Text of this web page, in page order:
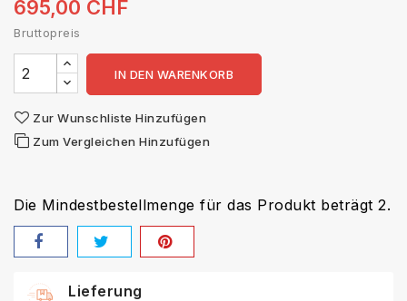
695,00 CHF
Bruttopreis
IN DEN WARENKORB
Zur Wunschliste Hinzufügen
Zum Vergleichen Hinzufügen
Die Mindestbestellmenge für das Produkt beträgt 2.
Lieferung